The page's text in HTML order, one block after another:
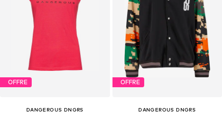
OFFRE
DANGEROUS DNGRS
OFFRE
DANGEROUS DNGRS